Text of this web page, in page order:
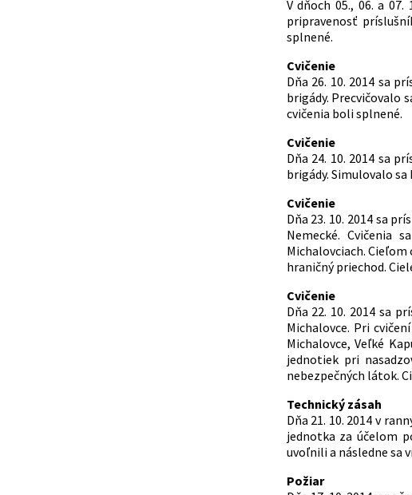
V dňoch 05., 06. a
pripravenosť
splnené.
Cvičenie
Dňa 26. 10. 2014 sa
brigády. Precvičovalo
cvičenia boli splnené.
Cvičenie
Dňa 24. 10. 2014 sa
brigády. Simulovalo
Cvičenie
Dňa 23. 10. 2014 sa
Nemecké. Cvičenia
Michalovciach.
hraničný priechod.
Cvičenie
Dňa 22. 10. 2014 sa
Michalovce. Pri
Michalovce, Veľké
jednotiek pri
nebezpečných látok.
Technický zásah
Dňa 21. 10. 2014 v
jednotka za účelom
uvoľnili a následne sa
Požiar